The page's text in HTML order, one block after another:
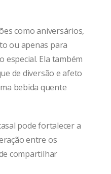
como aniversários,
ou apenas para
Ela também
de diversão e afeto
bebida quente
pode fortalecer a
entre os
compartilhar